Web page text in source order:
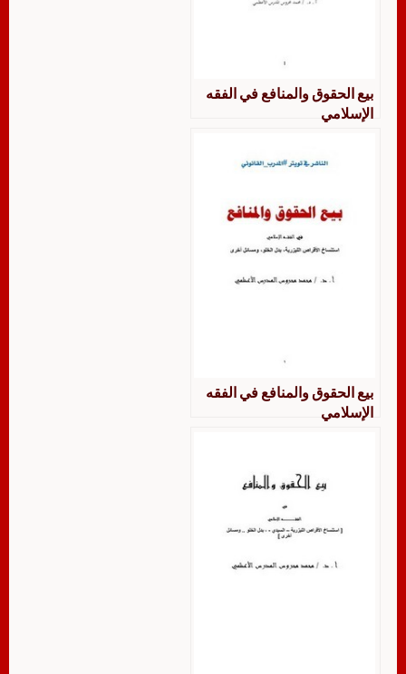
بيع الحقوق والمنافع في الفقه
الإسلامي
بيع الحقوق والمنافع في الفقه
الإسلامي